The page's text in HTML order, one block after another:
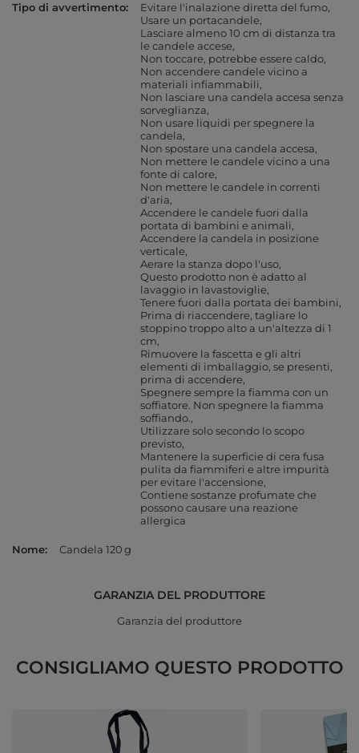
Tipo di avvertimento
Evitare l'inalazione diretta del fumo
Usare un portacandele
Lasciare almeno 10 cm di distanza tra
le candele accese
Non toccare, potrebbe essere caldo
Non accendere candele vicino a
materiali infiammabili
Non lasciare una candela accesa senza
sorveglianza
Non usare liquidi per spegnere la
candela
Non spostare una candela accesa
Non mettere le candele vicino a una
fonte di calore
Non mettere le candele in correnti
d'aria
Accendere le candele fuori dalla
portata di bambini e animali
Accendere la candela in posizione
verticale
Aerare la stanza dopo l'uso
Questo prodotto non è adatto al
lavaggio in lavastoviglie
Tenere fuori dalla portata dei bambini
Prima di riaccendere, tagliare lo
stoppino troppo alto a un'altezza di 1
cm
Rimuovere la fascetta e gli altri
elementi di imballaggio, se presenti,
prima di accendere
Spegnere sempre la fiamma con un
soffiatore. Non spegnere la fiamma
soffiando.
Utilizzare solo secondo lo scopo
previsto
Mantenere la superficie di cera fusa
pulita da fiammiferi e altre impurità
per evitare l'accensione
Contiene sostanze profumate che
possono causare una reazione
allergica
Nome Candela 120 g
GARANZIA DEL PRODUTTORE
Garanzia del produttore
CONSIGLIAMO QUESTO PRODOTTO